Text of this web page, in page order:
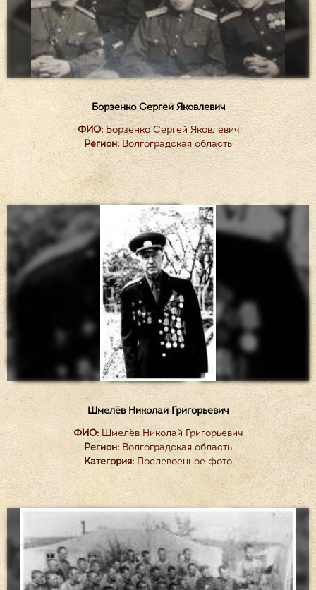
Борзенко Сергей Яковлевич
ФИО:Борзенко Сергей Яковлевич
Регион:Волгоградская область
Шмелёв Николай Григорьевич
ФИО: Шмелёв Николай Григорьевич
Регион: Волгоградская область
Категория: Послевоенное фото